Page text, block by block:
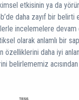
etkisinin ya da
daha zayıf bir
incelemelere
olarak anlamlı bir
daha iyi
belirlememiz